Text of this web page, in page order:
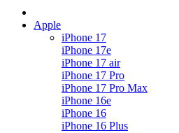
Apple
iPhone 17
iPhone 17e
iPhone 17 air
iPhone 17 Pro
iPhone 17 Pro Max
iPhone 16e
iPhone 16
iPhone 16 Plus